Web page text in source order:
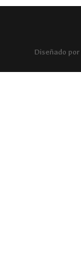
Diseñado por